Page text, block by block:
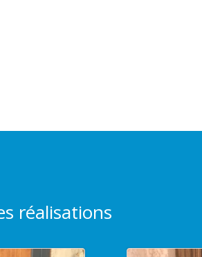
réalisations